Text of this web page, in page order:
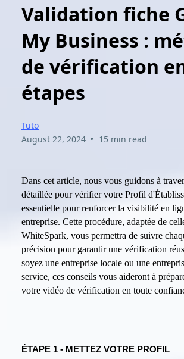
Validation fiche
My Business :
de vérification
étapes
Tuto
August 22, 2024 • 15 min read
Dans cet article, nous vous guidons à
détaillée pour vérifier votre Profil
essentielle pour renforcer la visibilité en
entreprise. Cette procédure, adaptée de
WhiteSpark, vous permettra de suivre
précision pour garantir une vérification
soyez une entreprise locale ou une
service, ces conseils vous aideront à
votre vidéo de vérification en toute
ÉTAPE 1 - METTEZ VOTRE PROFIL